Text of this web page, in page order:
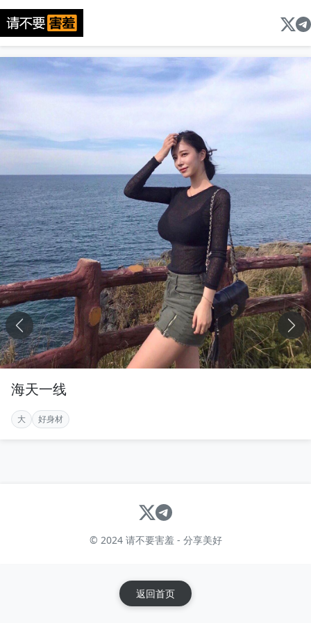
海天一线
大 好身材
返回首页
© 2024 请不要害羞 - 分享美好